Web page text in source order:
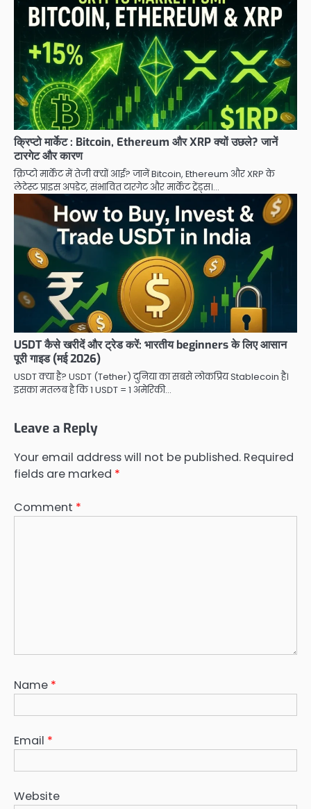
क्रिप्टो मार्केट : Bitcoin, Ethereum और XRP क्यों उछले? जानें
टारगेट और कारण
क्रिप्टो मार्केट में तेजी क्यों आई? जानें Bitcoin, Ethereum और XRP के
लेटेस्ट प्राइस अपडेट, संभावित टारगेट और मार्केट ट्रेंड्स।…
USDT कैसे खरीदें और ट्रेड करें: भारतीय beginners के लिए आसान
पूरी गाइड (मई 2026)
USDT क्या है? USDT (Tether) दुनिया का सबसे लोकप्रिय Stablecoin है।
इसका मतलब है कि 1 USDT = 1 अमेरिकी…
Leave a Reply
Your email address will not be published. Required
fields are marked *
Comment *
Name *
Email *
Website